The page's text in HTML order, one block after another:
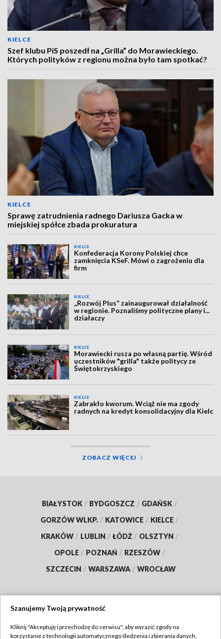
KIELCE
Szef klubu PiS poszedł na „Grilla” do Morawieckiego.
Których polityków z regionu można było tam spotkać?
KIELCE
Sprawę zatrudnienia radnego Dariusza Gacka w
miejskiej spółce zbada prokuratura
KIELCE
Konfederacja Korony Polskiej chce
zamknięcia KSeF. Mówi o zagrożeniu dla
firm
KIELCE
„Rozwój Plus” zainaugurował działalność
w regionie. Poznaliśmy polityczne plany i...
działaczy
KIELCE
Morawiecki rusza po własną partię. Wśród
uczestników "grilla" także politycy ze
Świętokrzyskiego
KIELCE
Zabrakło kworum. Wciąż nie ma zgody
radnych na kredyt konsolidacyjny dla Kielc
ZOBACZ WIĘCEJ
BIAŁYSTOK / BYDGOSZCZ / GDAŃSK /
GORZÓW WLKP. / KATOWICE / KIELCE /
KRAKÓW / LUBLIN / ŁÓDŹ / OLSZTYN /
OPOLE / POZNAŃ / RZESZÓW /
SZCZECIN / WARSZAWA / WROCŁAW
Szanujemy Twoją prywatność
Kliknij "Akceptuję i przechodzę do serwisu", aby wyrazić zgody na
korzystanie z technologii automatycznego śledzenia i zbierania danych,